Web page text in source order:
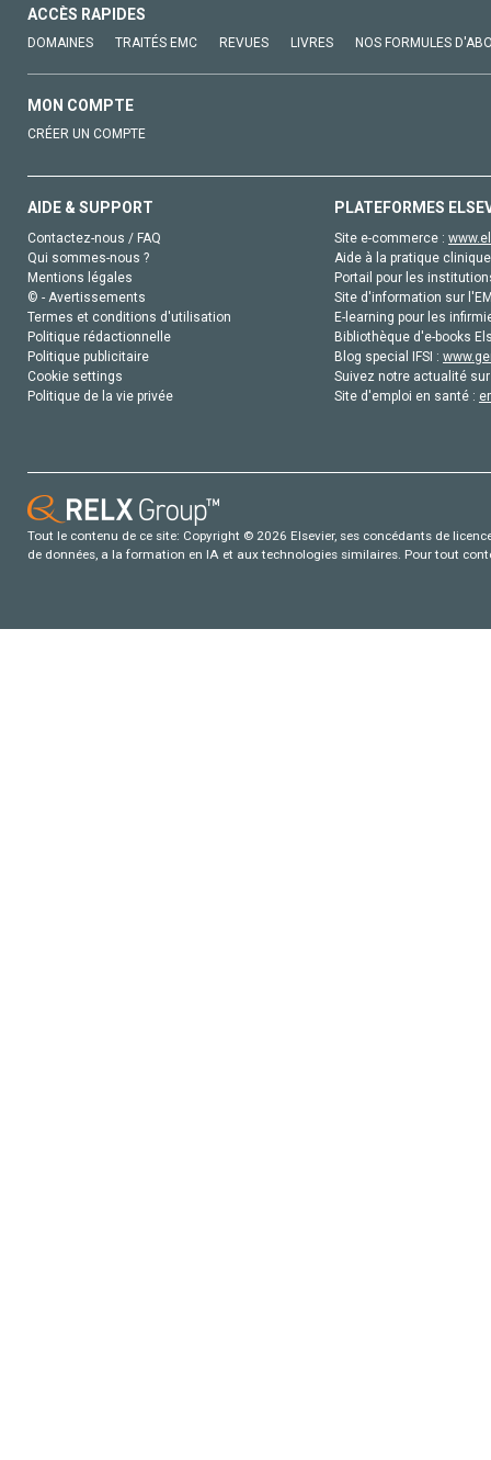
ACCÈS RAPIDES
DOMAINES TRAITÉS EMC REVUES LIVRES NOS FORMULES
MON COMPTE
CRÉER UN COMPTE
AIDE & SUPPORT
Contactez-nous / FAQ
Qui sommes-nous ?
Mentions légales
© - Avertissements
Termes et conditions d'utilisation
Politique rédactionnelle
Politique publicitaire
Cookie settings
Politique de la vie privée
PLATEFORMES
Site e-commerce :
Aide à la pratique
Portail pour les
Site d'information sur
E-learning pour les
Bibliothèque d'e-books
Blog special IFSI :
Suivez notre actualité
Site d'emploi en santé :
Tout le contenu de ce site: Copyright © 2026 Elsevier, ses concédants de
de données, a la formation en IA et aux technologies similaires. Pour tout